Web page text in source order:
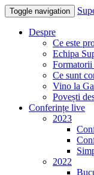
Toggle navigation
Despre
Ce este
Echipa
Formatorii
Ce sunt
Vino la
Povești
Conferințe live
2023
2022